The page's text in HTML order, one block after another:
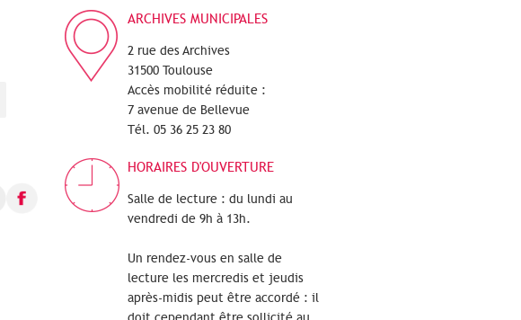
ARCHIVES MUNICIPALES
2 rue des Archives
31500 Toulouse
Accès mobilité réduite :
7 avenue de Bellevue
Tél. 05 36 25 23 80
HORAIRES D'OUVERTURE
Salle de lecture : du lundi au
vendredi de 9h à 13h.
Un rendez-vous en salle de
lecture les mercredis et jeudis
après-midis peut être accordé : il